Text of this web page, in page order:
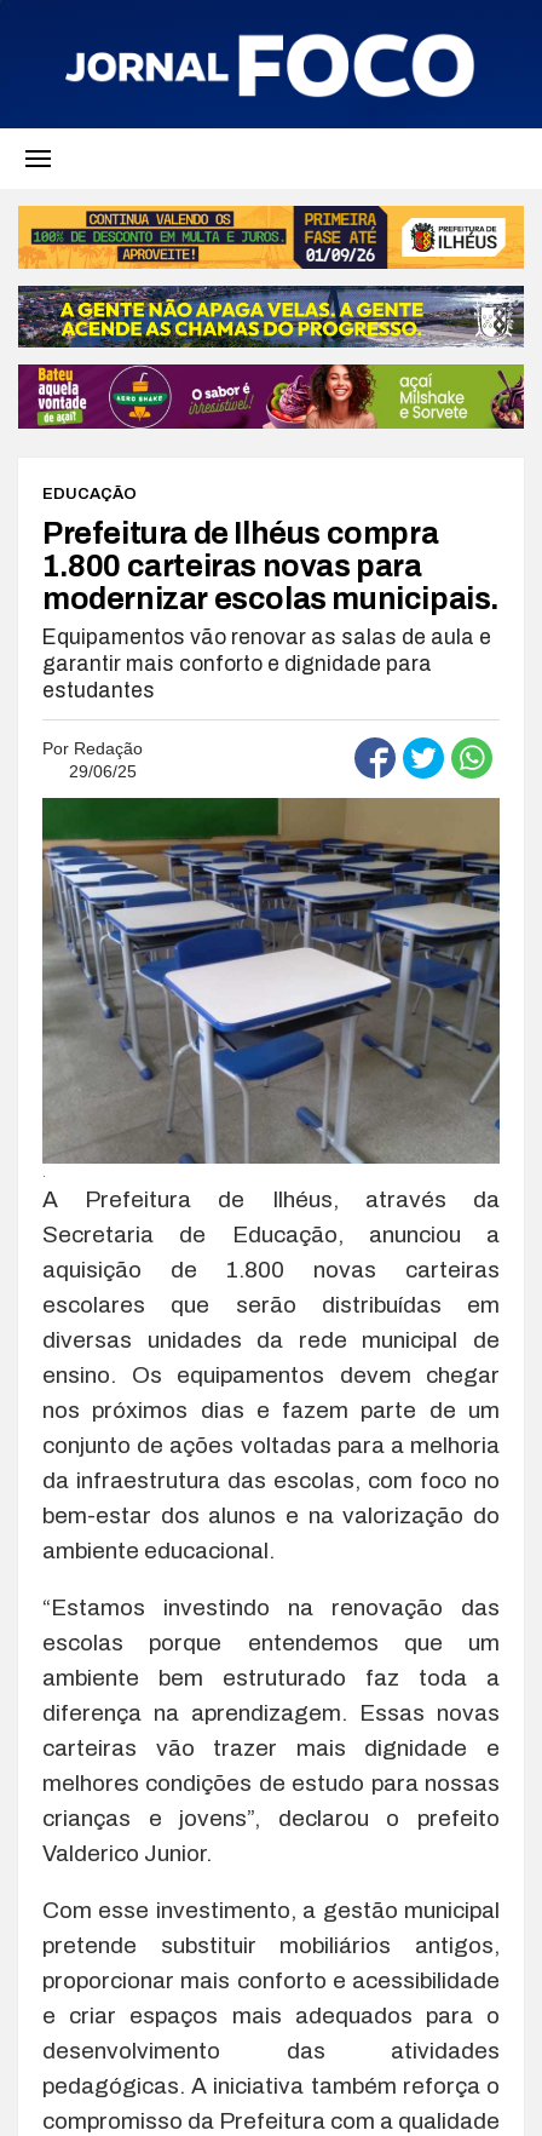
EDUCAÇÃO
Prefeitura de Ilhéus compra
1.800 carteiras novas para
modernizar escolas municipais.
Equipamentos vão renovar as salas de aula e
garantir mais conforto e dignidade para
estudantes
Por Redação
29/06/25
A Prefeitura de Ilhéus, através da
Secretaria de Educação, anunciou a
aquisição de 1.800 novas carteiras
escolares que serão distribuídas em
diversas unidades da rede municipal de
ensino. Os equipamentos devem chegar
nos próximos dias e fazem parte de um
conjunto de ações voltadas para a melhoria
da infraestrutura das escolas, com foco no
bem-estar dos alunos e na valorização do
ambiente educacional.
“Estamos investindo na renovação das
escolas porque entendemos que um
ambiente bem estruturado faz toda a
diferença na aprendizagem. Essas novas
carteiras vão trazer mais dignidade e
melhores condições de estudo para nossas
crianças e jovens”, declarou o prefeito
Valderico Junior.
Com esse investimento, a gestão municipal
pretende substituir mobiliários antigos,
proporcionar mais conforto e acessibilidade
e criar espaços mais adequados para o
desenvolvimento das atividades
pedagógicas. A iniciativa também reforça o
compromisso da Prefeitura com a qualidade